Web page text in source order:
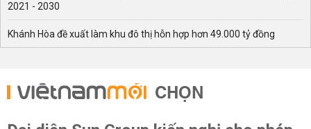
2021 - 2030
Khánh Hòa đề xuất làm khu đô thị hỗn hợp hơn 49.000 tỷ đồng
CHỌN